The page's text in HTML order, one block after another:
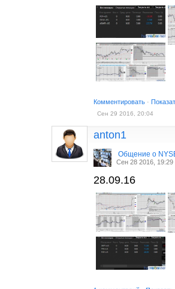
Комментировать ·
Сен 29 2016, 20:04
anton1
Общение о
Сен 28 2016, 19:29
28.09.16